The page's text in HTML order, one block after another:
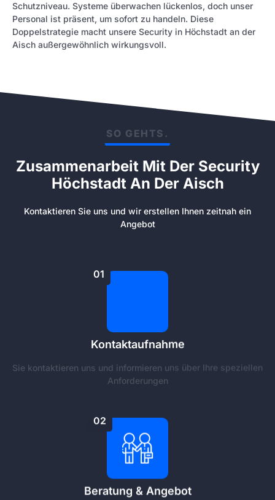
Schutzniveau. Systeme überwachen lückenlos, doch unser
Personal ist präsent, um sofort zu handeln. Diese
Doppelstrategie macht unsere Security in Höchstadt an der
Aisch außergewöhnlich wirkungsvoll.
SO GEHTS.
Zusammenarbeit Mit Der Security
Höchstadt An Der Aisch
Kontaktieren Sie uns und wir erstellen Ihnen zeitnah ein
Angebot
01
Kontaktaufnahme
Sie kontaktieren uns und informieren uns über Ihre speziellen
Anforderungen
02
Beratung & Angebot